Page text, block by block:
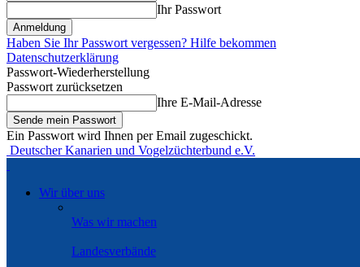
Ihr Passwort
Haben Sie Ihr Passwort vergessen? Hilfe bekommen
Datenschutzerklärung
Passwort-Wiederherstellung
Passwort zurücksetzen
Ihre E-Mail-Adresse
Ein Passwort wird Ihnen per Email zugeschickt.
Deutscher Kanarien und Vogelzüchterbund e.V.
Wir über uns
Was wir machen
Landesverbände